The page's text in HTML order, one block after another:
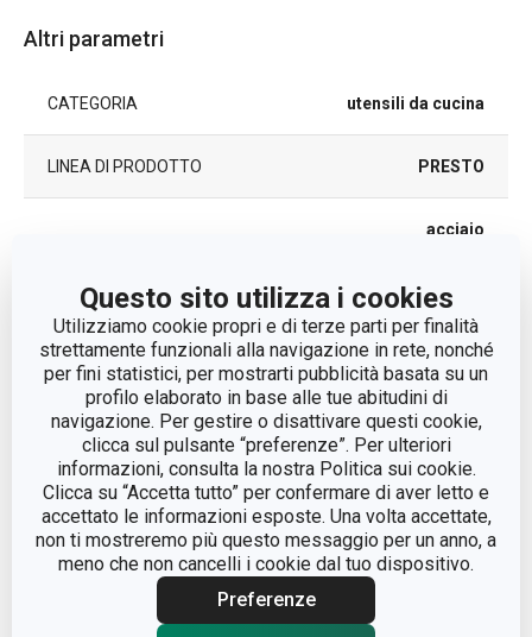
Questo sito utilizza i cookies
Utilizziamo cookie propri e di terze parti per finalità
strettamente funzionali alla navigazione in rete, nonché
per fini statistici, per mostrarti pubblicità basata su un
profilo elaborato in base alle tue abitudini di
navigazione. Per gestire o disattivare questi cookie,
clicca sul pulsante “preferenze”. Per ulteriori
informazioni, consulta la nostra Politica sui cookie.
Clicca su “Accetta tutto” per confermare di aver letto e
accettato le informazioni esposte. Una volta accettate,
non ti mostreremo più questo messaggio per un anno, a
meno che non cancelli i cookie dal tuo dispositivo.
Preferenze
Altri parametri
CATEGORIA utensili da cucina
LINEA DI PRODOTTO PRESTO
acciaio
TIPO vaporiera
COLORE Acciaio
LAVAGGIO IN LAVASTOVIGLIE
EAN 8595028426588
DURATA DELLA GARANZIA (IN